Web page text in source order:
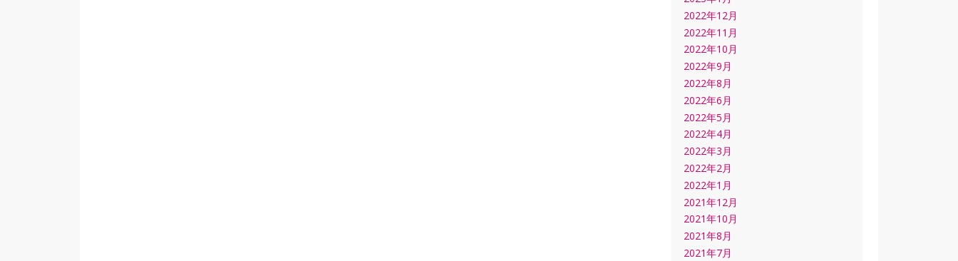
2022年12月
2022年11月
2022年10月
2022年9月
2022年8月
2022年6月
2022年5月
2022年4月
2022年3月
2022年2月
2022年1月
2021年12月
2021年10月
2021年8月
2021年7月